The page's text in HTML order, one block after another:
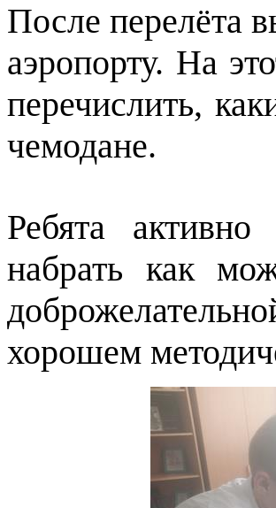
После перелёта
аэропорту. На
перечислить,
чемодане.
Ребята
набрать как
хорошем